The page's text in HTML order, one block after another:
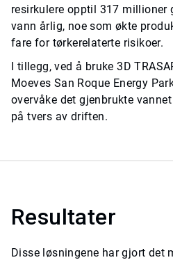
resirkulere opptil 317 millioner
vann årlig, noe som økte
fare for tørkerelaterte risikoer.
I tillegg, ved å bruke 3D
Moeves San Roque Energy
overvåke det gjenbrukte
på tvers av driften.
Resultater
Disse løsningene har gjort det